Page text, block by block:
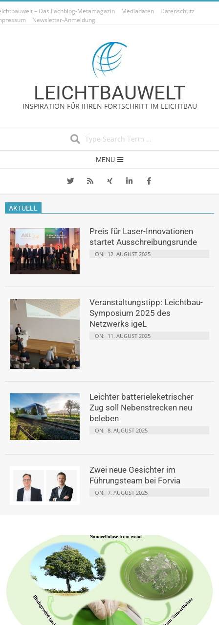
Skip
to
– Das Fachblog-Metamagazin Mediadaten
Datenschutz
Newsletter-Anmeldung
LEICHTBAUWELT
INSPIRATION FÜR IHREN FORTSCHRITT IM LEICHTBAU
Navigation
MENU
AKTUELL
Preis für Laser-Innovationen
startet Ausschreibungsrunde
ON: 12. AUGUST 2025
Veranstaltungstipp: Leichtbau-
Symposium 2025 des
Netzwerks igeL
ON: 11. AUGUST 2025
Leichter batterieleketrischer
Zug soll Nebenstrecken neu
beleben
ON: 8. AUGUST 2025
Zwei neue Gesichter im
Führungsteam bei Forvia
ON: 7. AUGUST 2025